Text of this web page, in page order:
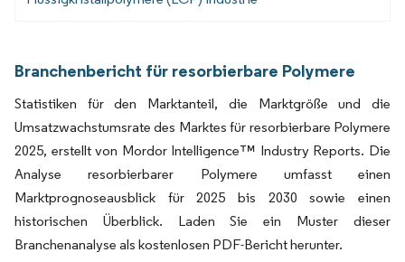
Branchenbericht für resorbierbare Polymere
Statistiken für den Marktanteil, die Marktgröße und die
Umsatzwachstumsrate des Marktes für resorbierbare Polymere
2025, erstellt von Mordor Intelligence™ Industry Reports. Die
Analyse resorbierbarer Polymere umfasst einen
Marktprognoseausblick für 2025 bis 2030 sowie einen
historischen Überblick. Laden Sie ein Muster dieser
Branchenanalyse als kostenlosen PDF-Bericht herunter.